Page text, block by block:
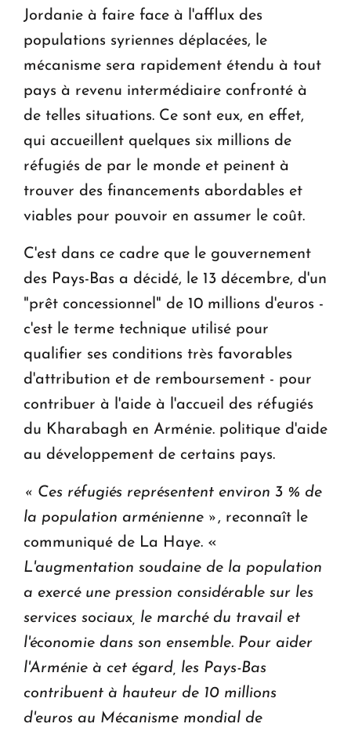
Jordanie à faire face à l'afflux des
populations syriennes déplacées, le
mécanisme sera rapidement étendu à tout
pays à revenu intermédiaire confronté à
de telles situations. Ce sont eux, en effet,
qui accueillent quelques six millions de
réfugiés de par le monde et peinent à
trouver des financements abordables et
viables pour pouvoir en assumer le coût.
C'est dans ce cadre que le gouvernement
des Pays-Bas a décidé, le 13 décembre, d'un
"prêt concessionnel" de 10 millions d'euros -
c'est le terme technique utilisé pour
qualifier ses conditions très favorables
d'attribution et de remboursement - pour
contribuer à l'aide à l'accueil des réfugiés
du Kharabagh en Arménie. politique d'aide
au développement de certains pays.
« Ces réfugiés représentent environ 3 % de
la population arménienne », reconnaît le
communiqué de La Haye. «
L'augmentation soudaine de la population
a exercé une pression considérable sur les
services sociaux, le marché du travail et
l'économie dans son ensemble. Pour aider
l'Arménie à cet égard, les Pays-Bas
contribuent à hauteur de 10 millions
d'euros au Mécanisme mondial de